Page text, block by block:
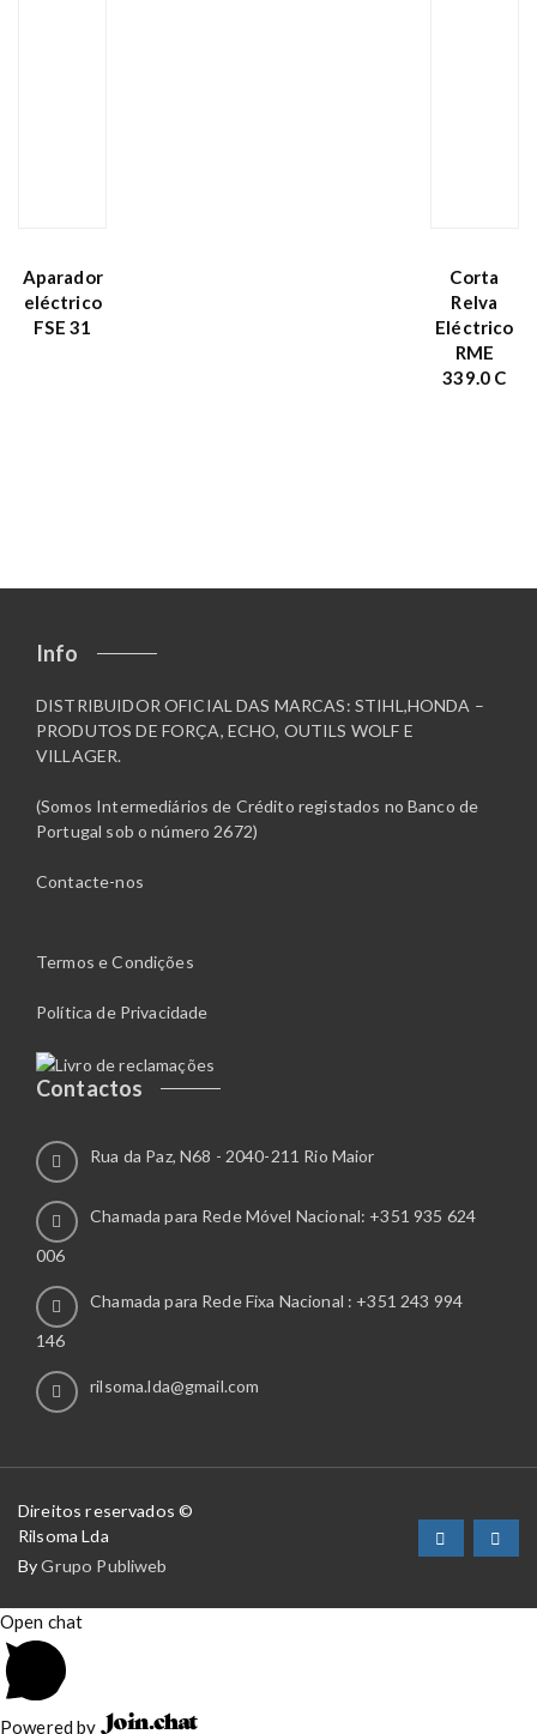
Aparador
eléctrico
FSE 31
Corta
Relva
Eléctrico
RME
339.0 C
Info
DISTRIBUIDOR OFICIAL DAS MARCAS: STIHL,HONDA –
PRODUTOS DE FORÇA, ECHO, OUTILS WOLF E
VILLAGER.
(Somos Intermediários de Crédito registados no Banco de
Portugal sob o número 2672)
Contacte-nos
Termos e Condições
Política de Privacidade
Contactos
Rua da Paz, N68 - 2040-211 Rio Maior
Chamada para Rede Móvel Nacional: +351 935 624
006
Chamada para Rede Fixa Nacional : +351 243 994
146
rilsoma.lda@gmail.com
Direitos reservados ©
Rilsoma Lda
ByGrupo Publiweb
Open chat
Powered by